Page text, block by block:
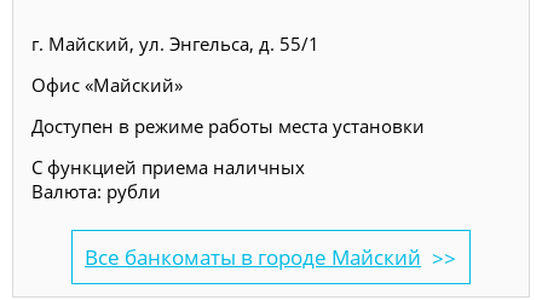
г. Майский, ул. Энгельса, д. 55/1
Офис «Майский»
Доступен в режиме работы места установки
С функцией приема наличных
Валюта: рубли
Все банкоматы в городе Майский